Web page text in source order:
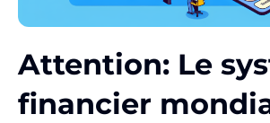
Attention: Le
financier